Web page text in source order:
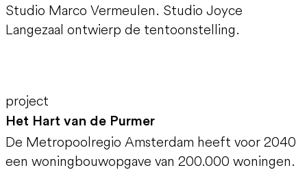
Studio Marco Vermeulen. Studio Joyce
Langezaal ontwierp de tentoonstelling.
project
Het Hart van de Purmer
De Metropoolregio Amsterdam heeft voor 2040
een woningbouwopgave van 200.000 woningen.